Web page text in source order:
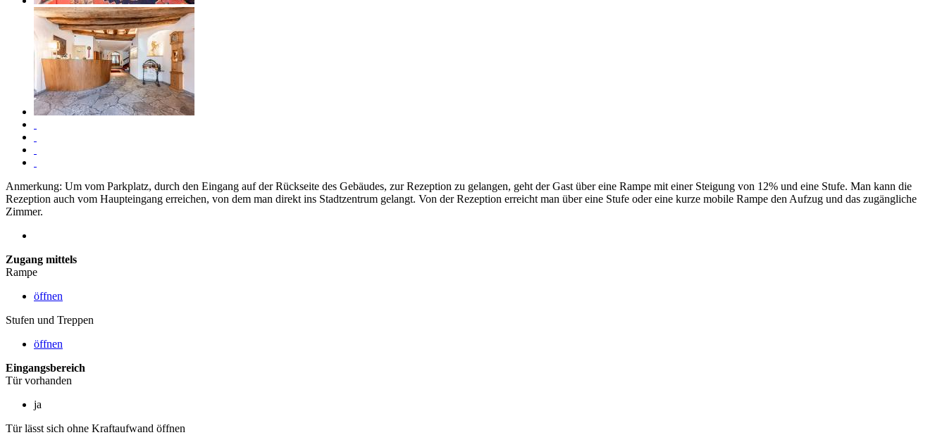
Anmerkung: Um vom Parkplatz, durch den Eingang auf der Rückseite des Gebäudes, zur Rezeption zu gelangen, geht der Gast über eine Rampe mit einer Steigung von 12% und eine Stufe. Man kann die
Rezeption auch vom Haupteingang erreichen, von dem man direkt ins Stadtzentrum gelangt. Von der Rezeption erreicht man über eine Stufe oder eine kurze mobile Rampe den Aufzug und das zugängliche
Zimmer.
Zugang mittels
Rampe
öffnen
Stufen und Treppen
öffnen
Eingangsbereich
Tür vorhanden
ja
Tür lässt sich ohne Kraftaufwand öffnen